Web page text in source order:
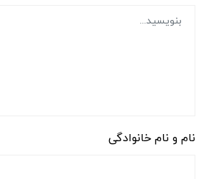
نام و نام خانوادگی